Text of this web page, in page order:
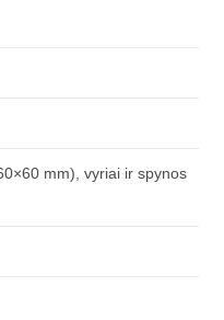
mm), vyriai ir spynos